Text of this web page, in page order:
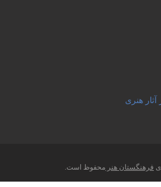
هنری
فرهنگستان هنرمحفوظ است.